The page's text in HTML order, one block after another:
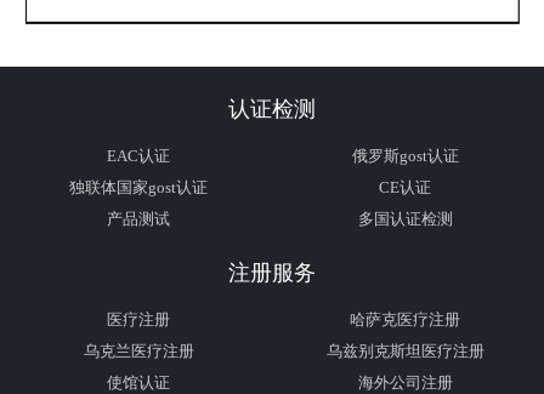
认证检测
EAC认证
俄罗斯gost认证
独联体国家gost认证
CE认证
产品测试
多国认证检测
注册服务
医疗注册
哈萨克医疗注册
乌克兰医疗注册
乌兹别克斯坦医疗注册
使馆认证
海外公司注册